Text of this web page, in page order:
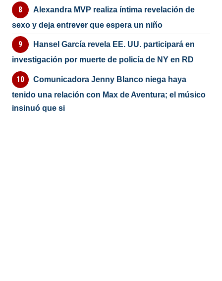
Alexandra MVP realiza íntima revelación de
sexo y deja entrever que espera un niño
Hansel García revela EE. UU. participará en
investigación por muerte de policía de NY en RD
Comunicadora Jenny Blanco niega haya
tenido una relación con Max de Aventura; el músico
insinuó que si